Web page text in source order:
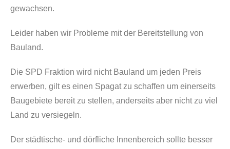
gewachsen.
Leider haben wir Probleme mit der Bereitstellung von
Bauland.
Die SPD Fraktion wird nicht Bauland um jeden Preis
erwerben, gilt es einen Spagat zu schaffen um einerseits
Baugebiete bereit zu stellen, anderseits aber nicht zu viel
Land zu versiegeln.
Der städtische- und dörfliche Innenbereich sollte besser